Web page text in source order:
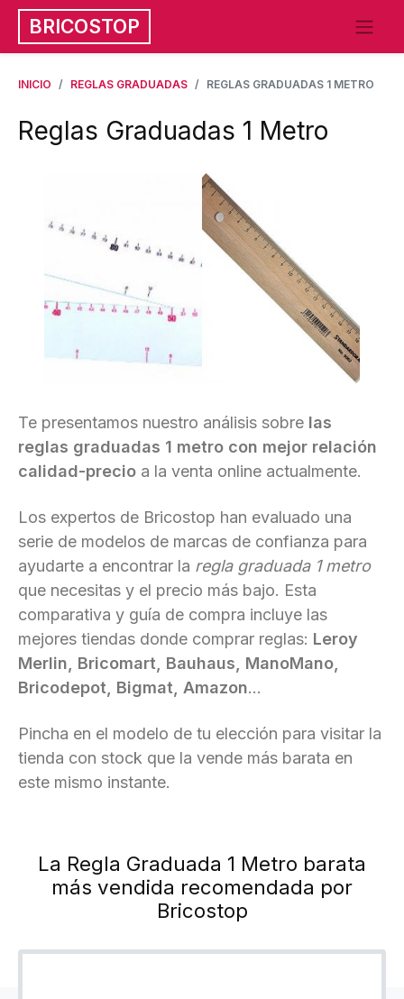
BRICOSTOP
INICIO REGLAS GRADUADAS REGLAS GRADUADAS 1 METRO
Reglas Graduadas 1 Metro
Te presentamos nuestro análisis sobre las
reglas graduadas 1 metro con mejor relación
calidad-precio a la venta online actualmente.
Los expertos de Bricostop han evaluado una
serie de modelos de marcas de confianza para
ayudarte a encontrar la regla graduada 1 metro
que necesitas y el precio más bajo. Esta
comparativa y guía de compra incluye las
mejores tiendas donde comprar reglas: Leroy
Merlin, Bricomart, Bauhaus, ManoMano,
Bricodepot, Bigmat, Amazon...
Pincha en el modelo de tu elección para visitar la
tienda con stock que la vende más barata en
este mismo instante.
La Regla Graduada 1 Metro barata
más vendida recomendada por
Bricostop